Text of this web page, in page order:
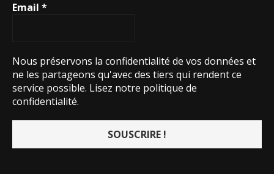
Email *
Nous préservons la confidentialité de vos données et
ne les partageons qu'avec des tiers qui rendent ce
service possible. Lisez notre politique de
confidentialité.